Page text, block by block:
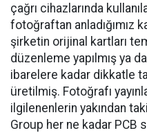
çağrı cihazlarında
fotoğraftan anladığımız
şirketin orijinal kartları
düzenleme yapılmış ya
ibarelere kadar dikkatle
üretilmiş. Fotoğrafı
ilgilenenlerin yakından
Group her ne kadar PCB